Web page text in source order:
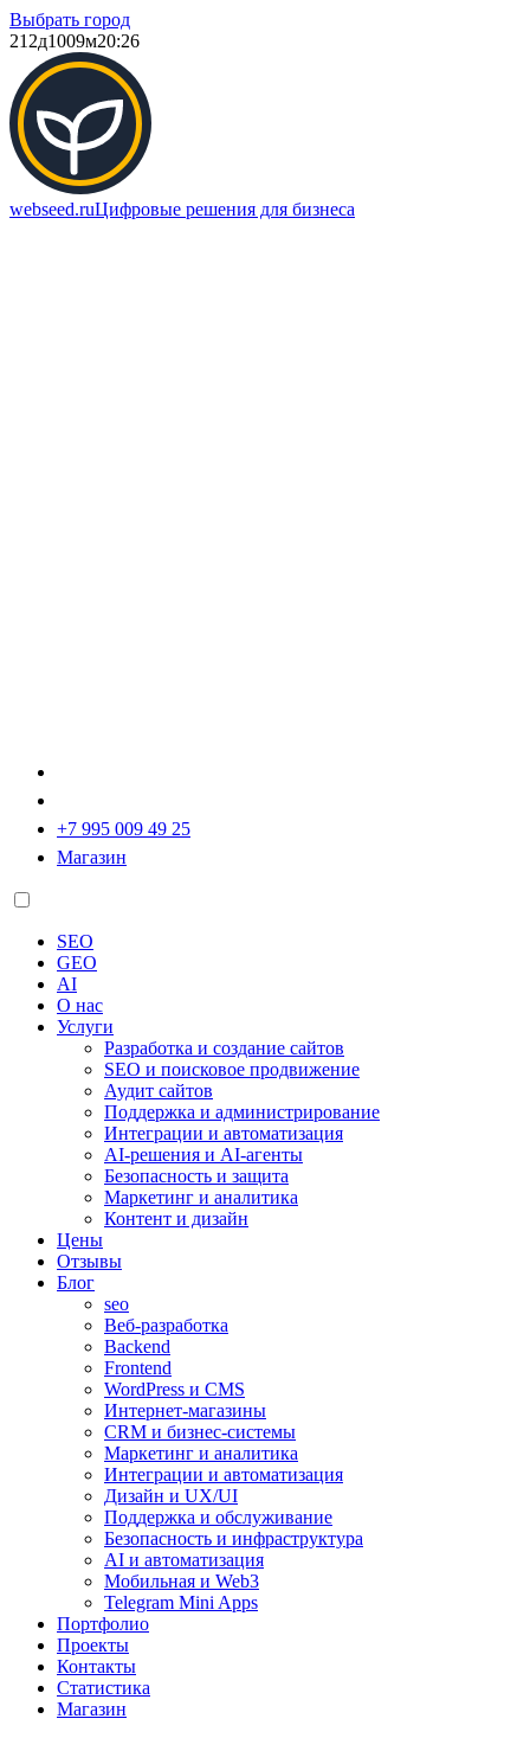
Выбрать город
212д1009м20:26
webseed.ruЦифровые решения для бизнеса
+7 995 009 49 25
Магазин
SEO
GEO
AI
О нас
Услуги
Разработка и создание сайтов
SEO и поисковое продвижение
Аудит сайтов
Поддержка и администрирование
Интеграции и автоматизация
AI-решения и AI-агенты
Безопасность и защита
Маркетинг и аналитика
Контент и дизайн
Цены
Отзывы
Блог
seo
Веб-разработка
Backend
Frontend
WordPress и CMS
Интернет-магазины
CRM и бизнес-системы
Маркетинг и аналитика
Интеграции и автоматизация
Дизайн и UX/UI
Поддержка и обслуживание
Безопасность и инфраструктура
AI и автоматизация
Мобильная и Web3
Telegram Mini Apps
Портфолио
Проекты
Контакты
Статистика
Магазин